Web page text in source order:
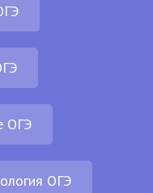
ОГЭ
ОГЭ